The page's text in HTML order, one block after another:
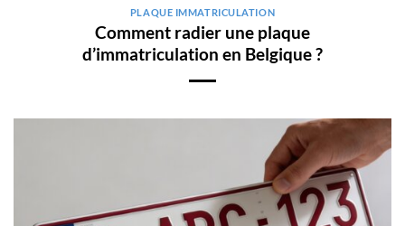
PLAQUE IMMATRICULATION
Comment radier une plaque
d’immatriculation en Belgique ?